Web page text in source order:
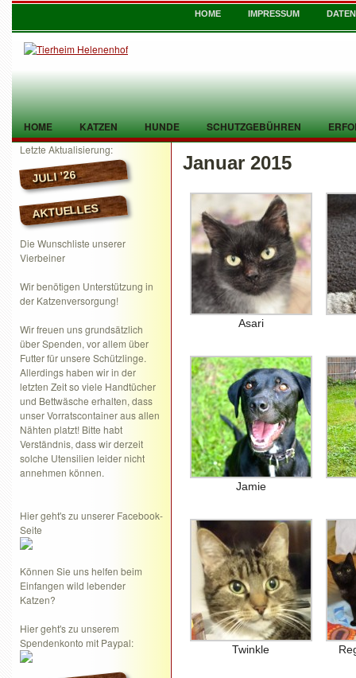
HOME IMPRESSUM
HOME KATZEN HUNDE SCHUTZGEBÜHREN
TIER GEFUNDEN KONTAKT
Letzte Aktualisierung:
JULI ’26
AKTUELLES
Die Wunschliste unserer
Vierbeiner
Wir benötigen Unterstützung in
der Katzenversorgung!
Wir freuen uns grundsätzlich
über Spenden, vor allem über
Futter für unsere Schützlinge.
Allerdings haben wir in der
letzten Zeit so viele Handtücher
und Bettwäsche erhalten, dass
unser Vorratscontainer aus allen
Nähten platzt! Bitte habt
Verständnis, dass wir derzeit
solche Utensilien leider nicht
annehmen können.
Hier geht's zu unserer Facebook-
Seite
Können Sie uns helfen beim
Einfangen wild lebender
Katzen?
Hier geht's zu unserem
Spendenkonto mit Paypal:
Januar 2015
Asari
Jamie
Twinkle